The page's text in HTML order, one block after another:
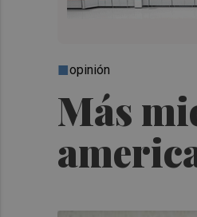
Más
opinión